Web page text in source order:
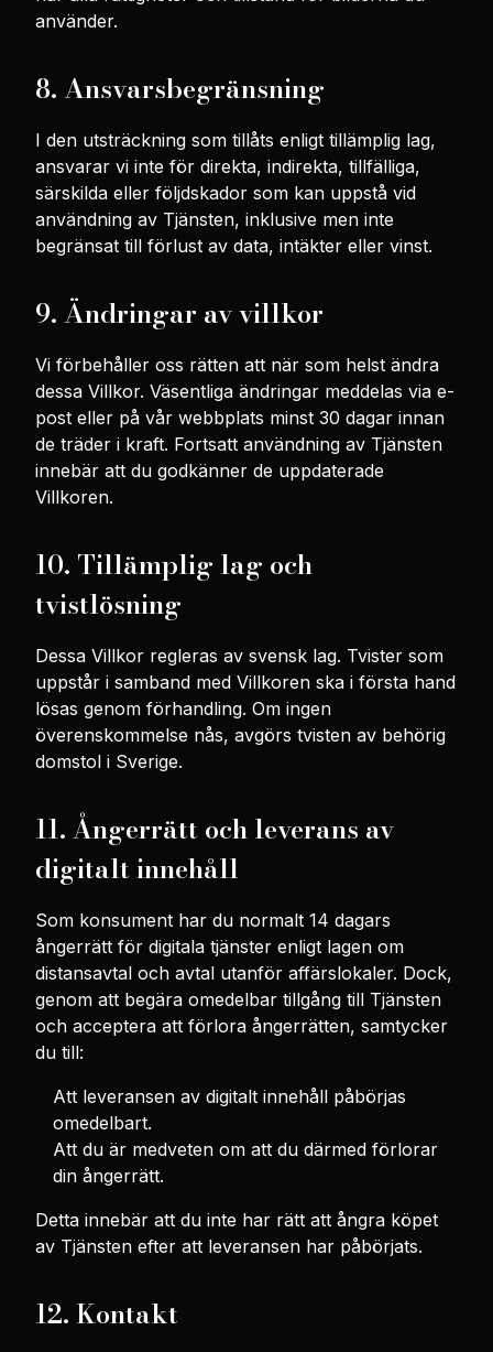
använder.
8. Ansvarsbegränsning
I den utsträckning som tillåts enligt tillämplig lag,
ansvarar vi inte för direkta, indirekta, tillfälliga,
särskilda eller följdskador som kan uppstå vid
användning av Tjänsten, inklusive men inte
begränsat till förlust av data, intäkter eller vinst.
9. Ändringar av villkor
Vi förbehåller oss rätten att när som helst ändra
dessa Villkor. Väsentliga ändringar meddelas via e-
post eller på vår webbplats minst 30 dagar innan
de träder i kraft. Fortsatt användning av Tjänsten
innebär att du godkänner de uppdaterade
Villkoren.
10. Tillämplig lag och
tvistlösning
Dessa Villkor regleras av svensk lag. Tvister som
uppstår i samband med Villkoren ska i första hand
lösas genom förhandling. Om ingen
överenskommelse nås, avgörs tvisten av behörig
domstol i Sverige.
11. Ångerrätt och leverans av
digitalt innehåll
Som konsument har du normalt 14 dagars
ångerrätt för digitala tjänster enligt lagen om
distansavtal och avtal utanför affärslokaler. Dock,
genom att begära omedelbar tillgång till Tjänsten
och acceptera att förlora ångerrätten, samtycker
du till:
Att leveransen av digitalt innehåll påbörjas
omedelbart.
Att du är medveten om att du därmed förlorar
din ångerrätt.
Detta innebär att du inte har rätt att ångra köpet
av Tjänsten efter att leveransen har påbörjats.
12. Kontakt